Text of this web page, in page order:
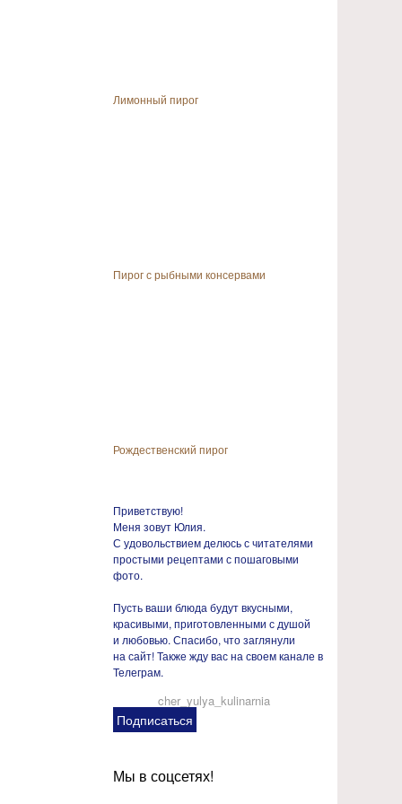
Лимонный пирог
Пирог с рыбными консервами
Рождественский пирог
Приветствую!
Меня зовут Юлия.
С удовольствием делюсь с читателями
простыми рецептами с пошаговыми
фото.
Пусть ваши блюда будут вкусными,
красивыми, приготовленными с душой
и любовью. Спасибо, что заглянули
на сайт! Также жду вас на своем канале в
Телеграм.
cher_yulya_kulinarnia
Подписаться
Мы в соцсетях!